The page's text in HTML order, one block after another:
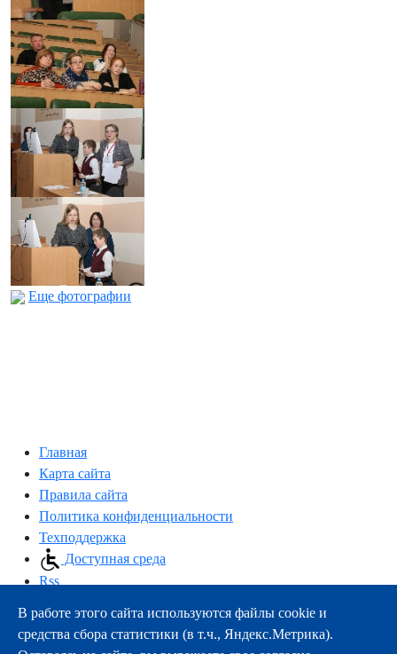
Еще фотографии
Главная
Карта сайта
Правила сайта
Политика конфиденциальности
Техподдержка
Доступная среда
Rss
163000, г.Архангельск, пр-т Троицкий, 51
тел.:+7 (8182) 21-11-63
В работе этого сайта используются файлы cookie и
средства сбора статистики (в т.ч., Яндекс.Метрика).